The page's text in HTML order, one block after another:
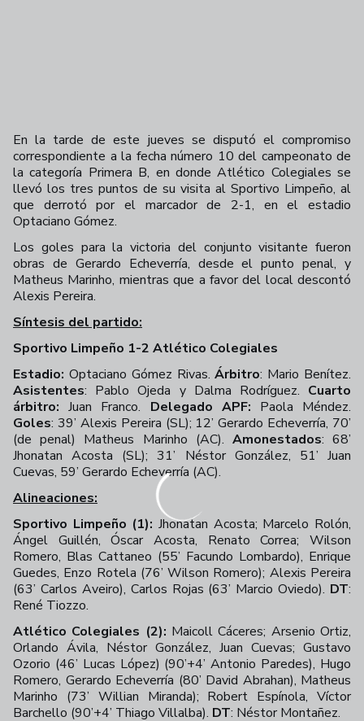
En la tarde de este jueves se disputó el compromiso
correspondiente a la fecha número 10 del campeonato de
la categoría Primera B, en donde Atlético Colegiales se
llevó los tres puntos de su visita al Sportivo Limpeño, al
que derrotó por el marcador de 2-1, en el estadio
Optaciano Gómez.
Los goles para la victoria del conjunto visitante fueron
obras de Gerardo Echeverría, desde el punto penal, y
Matheus Marinho, mientras que a favor del local descontó
Alexis Pereira.
Síntesis del partido:
Sportivo Limpeño 1-2 Atlético Colegiales
Estadio: Optaciano Gómez Rivas.Árbitro: Mario Benítez.
Asistentes: Pablo Ojeda y Dalma Rodríguez. Cuarto
árbitro:Juan Franco. Delegado APF: Paola Méndez.
Goles: 39’ Alexis Pereira (SL); 12’ Gerardo Echeverría, 70’
(de penal) Matheus Marinho (AC). Amonestados: 68’
Jhonatan Acosta (SL); 31’ Néstor González, 51’ Juan
Cuevas, 59’ Gerardo Echeverría (AC).
Alineaciones:
Sportivo Limpeño (1): Jhonatan Acosta; Marcelo Rolón,
Ángel Guillén, Óscar Acosta, Renato Correa; Wilson
Romero, Blas Cattaneo (55’ Facundo Lombardo), Enrique
Guedes, Enzo Rotela (76’ Wilson Romero); Alexis Pereira
(63’ Carlos Aveiro), Carlos Rojas (63’ Marcio Oviedo). DT:
René Tiozzo.
Atlético Colegiales (2): Maicoll Cáceres; Arsenio Ortiz,
Orlando Ávila, Néstor González, Juan Cuevas; Gustavo
Ozorio (46’ Lucas López) (90’+4’ Antonio Paredes), Hugo
Romero, Gerardo Echeverría (80’ David Abrahan), Matheus
Marinho (73’ Willian Miranda); Robert Espínola, Víctor
Barchello (90’+4’ Thiago Villalba). DT: Néstor Montañez.